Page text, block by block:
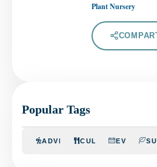
Plant Nursery
Popular Tags
ADVENTURECULINARYEVENTS